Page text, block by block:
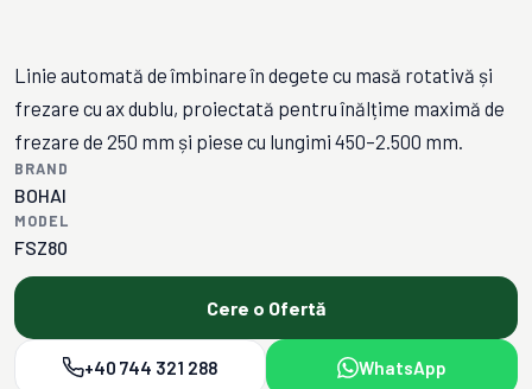
Linie automată de îmbinare în degete cu masă rotativă și
frezare cu ax dublu, proiectată pentru înălțime maximă de
frezare de 250 mm și piese cu lungimi 450–2.500 mm.
BRAND
BOHAI
MODEL
FSZ80
Cere o Ofertă
+40 744 321 288 WhatsApp